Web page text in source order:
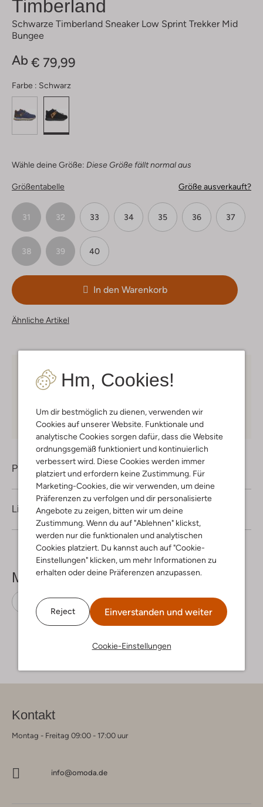
Hm, Cookies!
Um dir bestmöglich zu dienen, verwenden wir
Cookies auf unserer Website. Funktionale und
analytische Cookies sorgen dafür, dass die Website
ordnungsgemäß funktioniert und kontinuierlich
verbessert wird. Diese Cookies werden immer
platziert und erfordern keine Zustimmung. Für
Marketing-Cookies, die wir verwenden, um deine
Präferenzen zu verfolgen und dir personalisierte
Angebote zu zeigen, bitten wir um deine
Zustimmung. Wenn du auf "Ablehnen" klickst,
werden nur die funktionalen und analytischen
Cookies platziert. Du kannst auch auf "Cookie-
Einstellungen" klicken, um mehr Informationen zu
erhalten oder deine Präferenzen anzupassen.
Reject Einverstanden und weiter
Cookie-Einstellungen
Timberland
Schwarze Timberland Sneaker Low Sprint Trekker Mid
Bungee
Ab € 79,99
Farbe : Schwarz
Wähle deine Größe: Diese Größe fällt normal aus
Größentabelle Größe ausverkauft?
31 32 33 34 35 36 37
38 39 40
In den Warenkorb
Ähnliche Artikel
Kostenloser Versandab € 75 für Club-Omoda
Mitglieder in Deutschland
Kauf auf Rechnung 30 Tagen Rückgaberecht
Produktinformation
Lieferung & Rückgabe
Mehr sehen
Sneaker Low
Kontakt
Montag - Freitag 09:00 - 17:00 uur
info@omoda.de